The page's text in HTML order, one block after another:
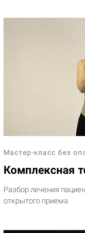
Мастер-класс без
Комплексная
Разбор лечения
открытого приема